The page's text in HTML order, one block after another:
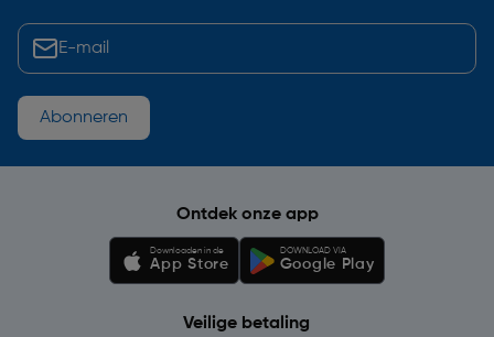
Abonneren
Ontdek onze app
Downloaden in de
App Store
DOWNLOAD VIA
Google Play
Veilige betaling